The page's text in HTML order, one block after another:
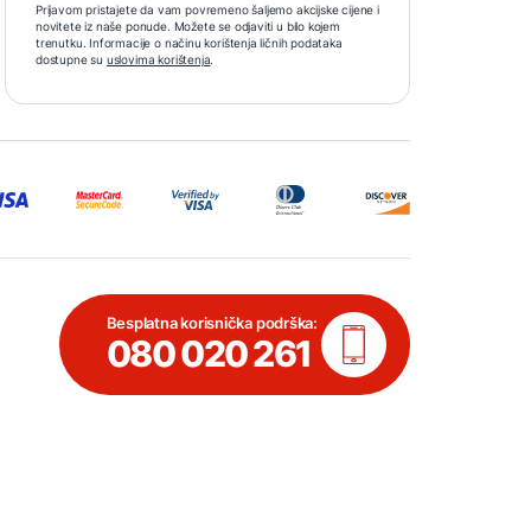
Prijavom pristajete da vam povremeno šaljemo akcijske cijene i
novitete iz naše ponude. Možete se odjaviti u bilo kojem
trenutku. Informacije o načinu korištenja ličnih podataka
dostupne su uslovima korištenja.
Besplatna korisnička podrška:
080 020 261